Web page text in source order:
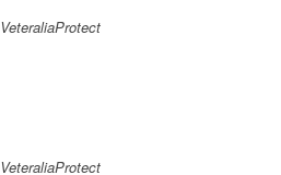
VeteraliaProtect
VeteraliaProtect